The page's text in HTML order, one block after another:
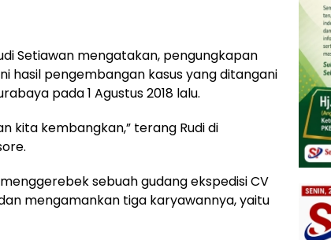
Setiawan mengatakan, pengungkapan
hasil pengembangan kasus yang ditangani
pada 1 Agustus 2018 lalu.
kita kembangkan,” terang Rudi di
sebuah gudang ekspedisi CV
mengamankan tiga karyawannya, yaitu